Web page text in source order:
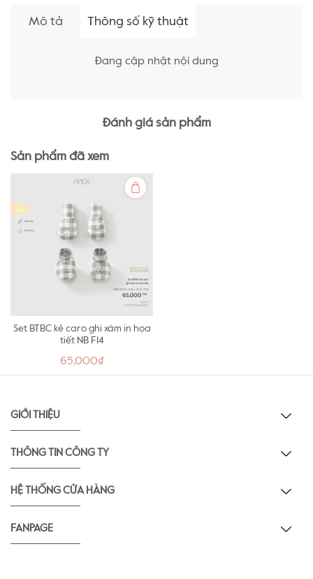
Mô tả Thông số kỹ thuật
Đang cập nhật nội dung
Đánh giá sản phẩm
Sản phẩm đã xem
Set BTBC kẻ caro ghi xám in họa
tiết NB F14
65,000₫
GIỚI THIỆU
THÔNG TIN CÔNG TY
HỆ THỐNG CỬA HÀNG
FANPAGE